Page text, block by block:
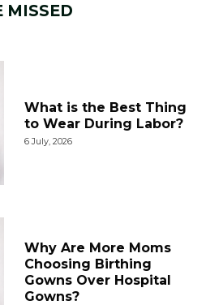
MISSED
What is the Best Thing
to Wear During Labor?
6 July, 2026
Why Are More Moms
Choosing Birthing
Gowns Over Hospital
Gowns?